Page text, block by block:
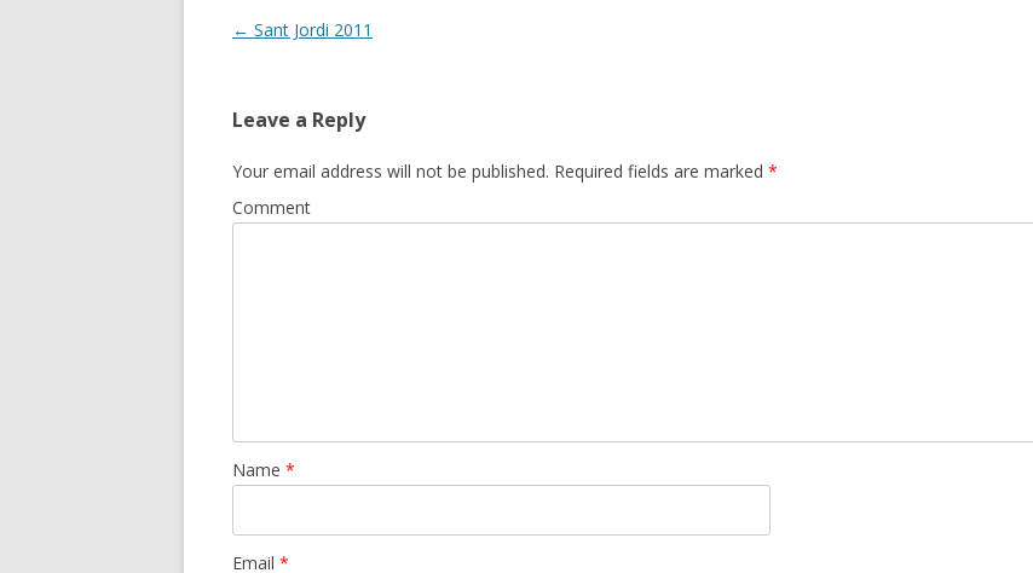
Post
← Sant Jordi 2011
Leave a Reply
Your email address will not be published. Required fields are marked *
Comment
Name *
Email *